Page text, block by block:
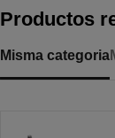
Productos
Misma categoria